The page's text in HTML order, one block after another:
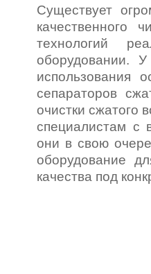
Существует
качественного
технологий
оборудовании.
использования
сепараторов
очистки сжатого
специалистам с
они в свою
оборудование
качества под